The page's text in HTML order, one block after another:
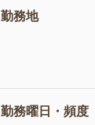
勤務地
勤務曜日・頻度